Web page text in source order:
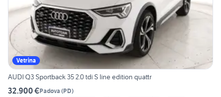
Vetrina
AUDI Q3 Sportback 35 2.0 tdi S line edition quattr
32.900 €Padova (PD)